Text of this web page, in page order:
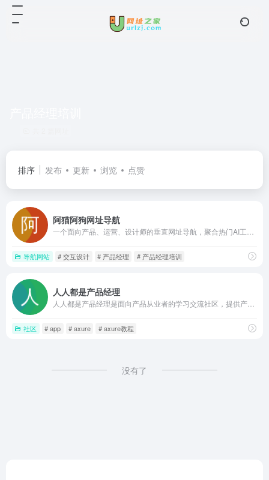
排序 发布 更新 浏览 点赞
阿猫阿狗网址导航
导航网站 # 交互设计 # 产品经理 # 产品经理培训
人人都是产品经理
社区 # app # axure # axure教程
没有了